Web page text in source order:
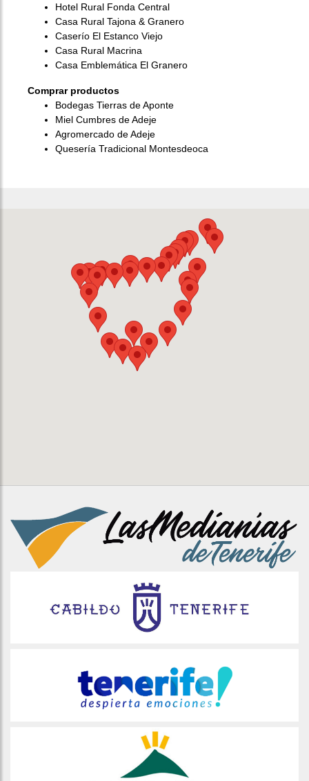
Hotel Rural Fonda Central
Casa Rural Tajona & Granero
Caserío El Estanco Viejo
Casa Rural Macrina
Casa Emblemática El Granero
Comprar productos
Bodegas Tierras de Aponte
Miel Cumbres de Adeje
Agromercado de Adeje
Quesería Tradicional Montesdeoca